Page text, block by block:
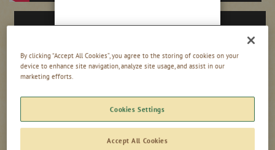
By clicking “Accept All Cookies”, you agree to the storing of cookies on your
device to enhance site navigation, analyze site usage, and assist in our
marketing efforts.
Cookies Settings
Accept All Cookies